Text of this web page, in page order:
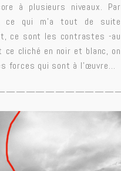
à plusieurs niveaux. Par
ce qui m’a tout de suite
ce sont les contrastes -au
cliché en noir et blanc, on
forces qui sont à l’œuvre…